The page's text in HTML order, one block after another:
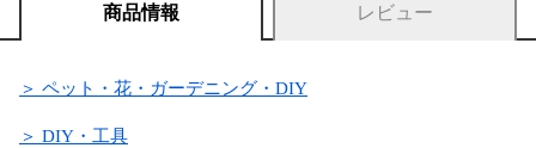
商品情報 レビュー
＞ ペット・花・ガーデニング・DIY
＞ DIY・工具